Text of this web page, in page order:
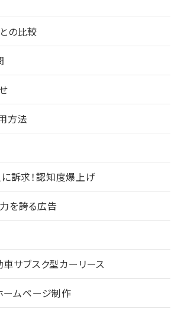
の比較
方法
訴求！認知度爆上げ
を誇る広告
サブスク型カーリース
ムページ制作